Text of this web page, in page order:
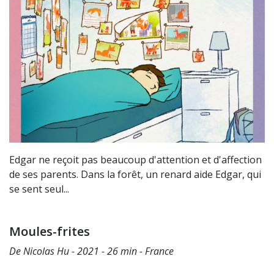
Edgar ne reçoit pas beaucoup d'attention et d'affection
de ses parents. Dans la forêt, un renard aide Edgar, qui
se sent seul...
Moules-frites
De Nicolas Hu - 2021 - 26 min - France